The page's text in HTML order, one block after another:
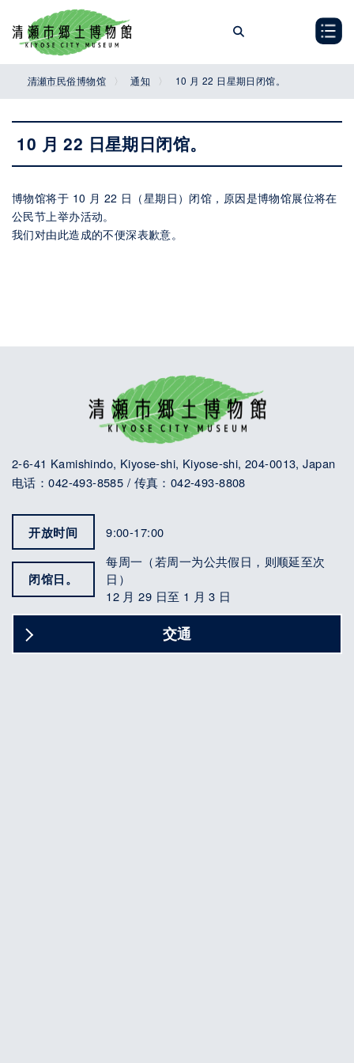
the
content
the
Navigation
清瀬市民俗博物馆 通知 10 月 22 日星期日闭馆。
10 月 22 日星期日闭馆。
博物馆将于 10 月 22 日（星期日）闭馆，原因是博物馆展位将在
公民节上举办活动。
我们对由此造成的不便深表歉意。
2-6-41 Kamishindo, Kiyose-shi, Kiyose-shi, 204-0013, Japan
电话：042-493-8585 / 传真：042-493-8808
开放时间 9:00-17:00
闭馆日。
每周一（若周一为公共假日，则顺延至次
日）
12 月 29 日至 1 月 3 日
交通